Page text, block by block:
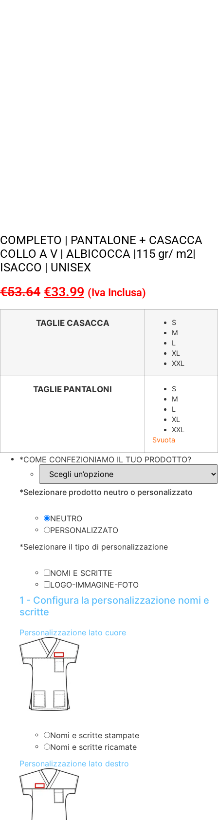
COMPLETO | PANTALONE + CASACCA
COLLO A V | ALBICOCCA |115 gr/ m2|
ISACCO | UNISEX
€53.64 Il
prezzo
originale
€33.99 Il
prezzo
attuale
(Iva Inclusa)
TAGLIE CASACCA
S
M
L
XL
XXL
TAGLIE PANTALONI
S
M
L
XL
XXL
Svuota
*COME CONFEZIONIAMO IL TUO PRODOTTO?
*Selezionare prodotto neutro o personalizzato
NEUTRO
PERSONALIZZATO
*Selezionare il tipo di personalizzazione
NOMI E SCRITTE
LOGO-IMMAGINE-FOTO
1 - Configura la personalizzazione nomi e
scritte
Personalizzazione lato cuore
Nomi e scritte stampate
Nomi e scritte ricamate
Personalizzazione lato destro